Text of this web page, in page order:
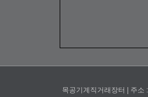
목공기계직거래장터 | 주